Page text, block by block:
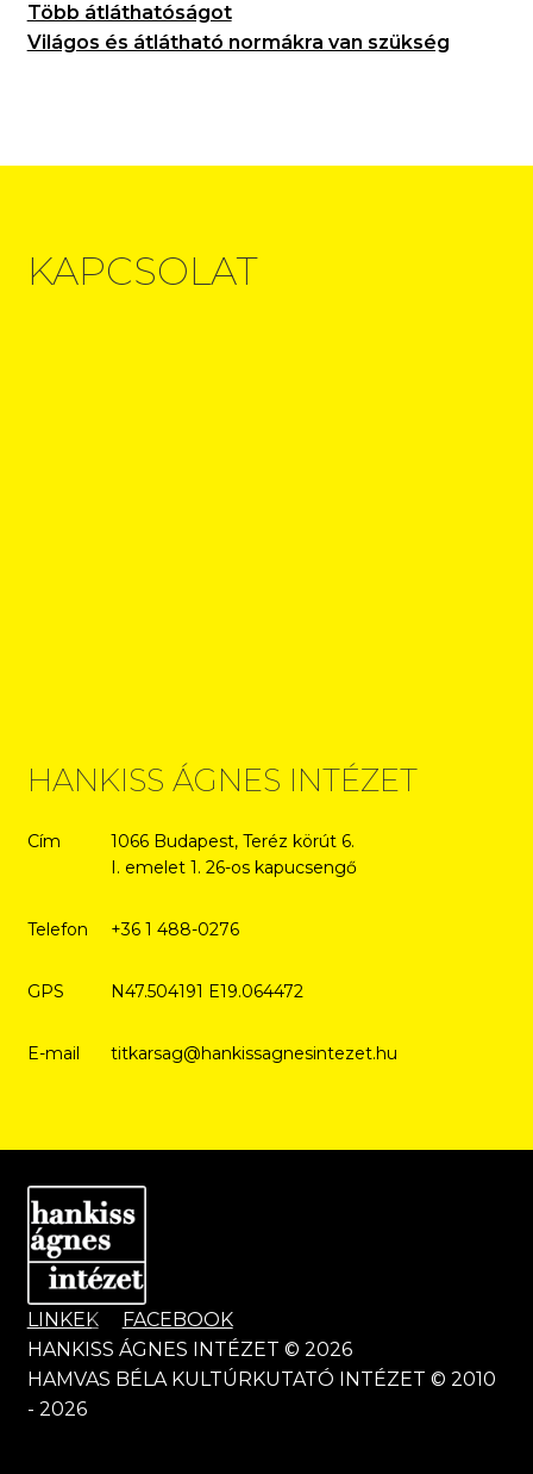
Több átláthatóságot
Világos és átlátható normákra van szükség
KAPCSOLAT
HANKISS ÁGNES INTÉZET
Cím
1066 Budapest, Teréz körút 6.
I. emelet 1. 26-os kapucsengő
Telefon +36 1 488-0276
GPS N47.504191 E19.064472
E-mail titkarsag@hankissagnesintezet.hu
LINKEK
FACEBOOK
HANKISS ÁGNES INTÉZET © 2026
HAMVAS BÉLA KULTÚRKUTATÓ INTÉZET © 2010
- 2026